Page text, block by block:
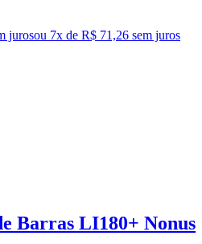
jurosou 7x de R$ 71,26 sem juros
Barras LI180+ Nonus